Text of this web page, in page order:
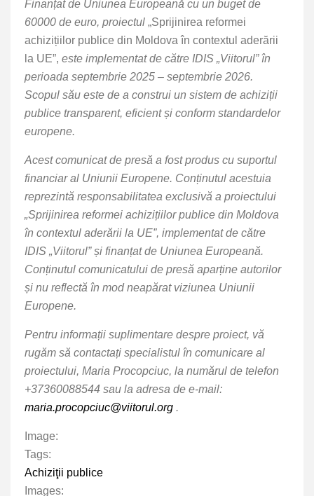
Finanțat de Uniunea Europeană cu un buget de
60000 de euro, proiectul „Sprijinirea reformei
achizițiilor publice din Moldova în contextul aderării
la UE”, este implementat de către IDIS „Viitorul” în
perioada septembrie 2025 – septembrie 2026.
Scopul său este de a construi un sistem de achiziții
publice transparent, eficient și conform standardelor
europene.
Acest comunicat de presă a fost produs cu suportul
financiar al Uniunii Europene. Conținutul acestuia
reprezintă responsabilitatea exclusivă a proiectului
„Sprijinirea reformei achizițiilor publice din Moldova
în contextul aderării la UE”, implementat de către
IDIS „Viitorul” și finanțat de Uniunea Europeană.
Conținutul comunicatului de presă aparține autorilor
și nu reflectă în mod neapărat viziunea Uniunii
Europene.
Pentru informații suplimentare despre proiect, vă
rugăm să contactați specialistul în comunicare al
proiectului, Maria Procopciuc, la numărul de telefon
+37360088544 sau la adresa de e-mail:
maria.procopciuc@viitorul.org .
Image:
Tags:
Achiziţii publice
Images: